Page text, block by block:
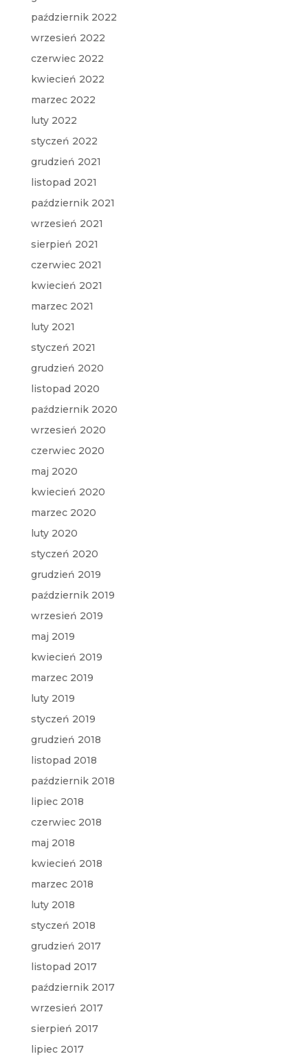
październik 2022
wrzesień 2022
czerwiec 2022
kwiecień 2022
marzec 2022
luty 2022
styczeń 2022
grudzień 2021
listopad 2021
październik 2021
wrzesień 2021
sierpień 2021
czerwiec 2021
kwiecień 2021
marzec 2021
luty 2021
styczeń 2021
grudzień 2020
listopad 2020
październik 2020
wrzesień 2020
czerwiec 2020
maj 2020
kwiecień 2020
marzec 2020
luty 2020
styczeń 2020
grudzień 2019
październik 2019
wrzesień 2019
maj 2019
kwiecień 2019
marzec 2019
luty 2019
styczeń 2019
grudzień 2018
listopad 2018
październik 2018
lipiec 2018
czerwiec 2018
maj 2018
kwiecień 2018
marzec 2018
luty 2018
styczeń 2018
grudzień 2017
listopad 2017
październik 2017
wrzesień 2017
sierpień 2017
lipiec 2017